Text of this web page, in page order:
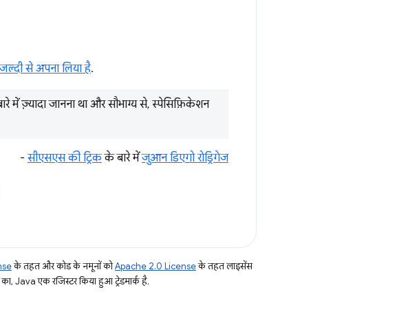
से अपना लिया है.
ज़्यादा जानना था और सौभाग्य से, स्पेसिफ़िकेशन
-सीएसएस की ट्रिकके बारे मेंजुआन डिएगो रोड्रिगेज
के तहत और कोड के नमूनों कोApache 2.0 Licenseके तहत लाइसेंस
Java एक रजिस्टर किया हुआ ट्रेडमार्क है.